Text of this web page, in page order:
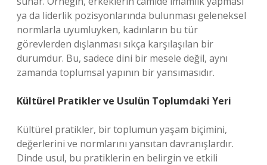
ya da liderlik pozisyonlarında bulunması geleneksel
normlarla uyumluyken, kadınların bu tür
görevlerden dışlanması sıkça karşılaşılan bir
durumdur. Bu, sadece dini bir mesele değil, aynı
zamanda toplumsal yapının bir yansımasıdır.
Kültürel Pratikler ve Usulün Toplumdaki Yeri
Kültürel pratikler, bir toplumun yaşam biçimini,
değerlerini ve normlarını yansıtan davranışlardır.
Dinde usul, bu pratiklerin en belirgin ve etkili